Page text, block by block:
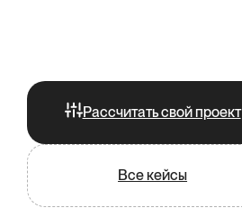
Рассчитать свой проект
Все кейсы